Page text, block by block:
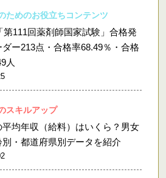
ためのお役立ちコンテンツ
第111回薬剤師国家試験」合格発
ー213点・合格率68.49％・合格
人
スキルアップ
平均年収（給料）はいくら？男女
別・都道府県別データを紹介